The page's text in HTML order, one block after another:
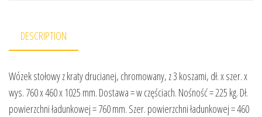
DESCRIPTION
Wózek stołowy z kraty drucianej, chromowany, z 3 koszami, dł. x szer. x
wys. 760 x 460 x 1025 mm. Dostawa = w częściach. Nośność = 225 kg. Dł.
powierzchni ładunkowej = 760 mm. Szer. powierzchni ładunkowej = 460